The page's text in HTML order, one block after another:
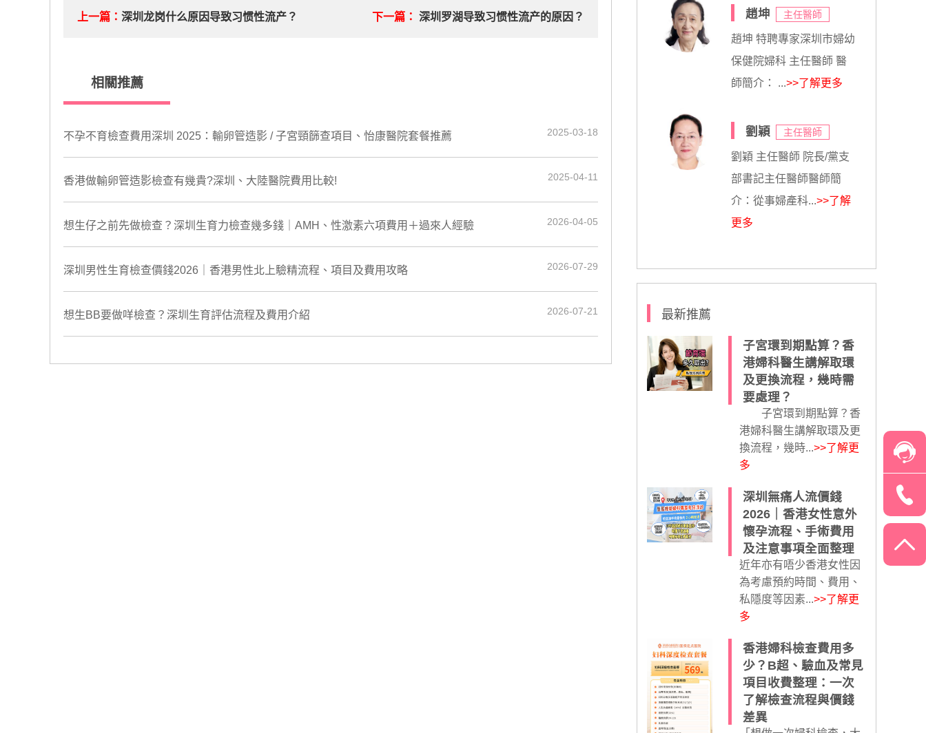
上一篇：深圳龙岗什么原因导致习惯性流产？ 下一篇： 深圳罗湖导致习惯性流产的原因？
相關推薦
不孕不育檢查費用深圳 2025：輸卵管造影 / 子宮頸篩查項目、怡康醫院套餐推薦 2025-03-18
香港做輸卵管造影檢查有幾貴?深圳、大陸醫院費用比較! 2025-04-11
想生仔之前先做檢查？深圳生育力檢查幾多錢｜AMH、性激素六項費用＋過來人經驗 2026-04-05
深圳男性生育檢查價錢2026｜香港男性北上驗精流程、項目及費用攻略 2026-07-29
想生BB要做咩檢查？深圳生育評估流程及費用介紹 2026-07-21
趙坤 主任醫師
趙坤 特聘專家深圳市婦幼
保健院婦科 主任醫師 醫
師簡介： ...>>了解更多
劉穎 主任醫師
劉穎 主任醫師 院長/黨支
部書記主任醫師醫師簡
介：從事婦產科...>>了解
更多
最新推薦
子宮環到期點算？香
港婦科醫生講解取環
及更換流程，幾時需
要處理？
子宮環到期點算？香
港婦科醫生講解取環及更
換流程，幾時...>>了解更
多
深圳無痛人流價錢
2026｜香港女性意外
懷孕流程、手術費用
及注意事項全面整理
近年亦有唔少香港女性因
為考慮預約時間、費用、
私隱度等因素...>>了解更
多
香港婦科檢查費用多
少？B超、驗血及常見
項目收費整理：一次
了解檢查流程與價錢
差異